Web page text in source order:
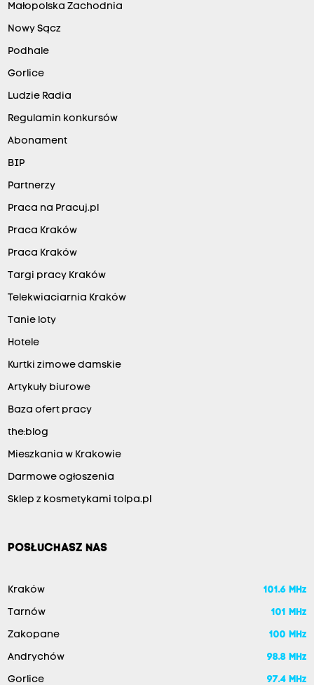
Małopolska Zachodnia
Nowy Sącz
Podhale
Gorlice
Ludzie Radia
Regulamin konkursów
Abonament
BIP
Partnerzy
Praca na Pracuj.pl
Praca Kraków
Praca Kraków
Targi pracy Kraków
Telekwiaciarnia Kraków
Tanie loty
Hotele
Kurtki zimowe damskie
Artykuły biurowe
Baza ofert pracy
the:blog
Mieszkania w Krakowie
Darmowe ogłoszenia
Sklep z kosmetykami tolpa.pl
POSŁUCHASZ NAS
Kraków 101.6 MHz
Tarnów 101 MHz
Zakopane 100 MHz
Andrychów 98.8 MHz
Gorlice 97.4 MHz